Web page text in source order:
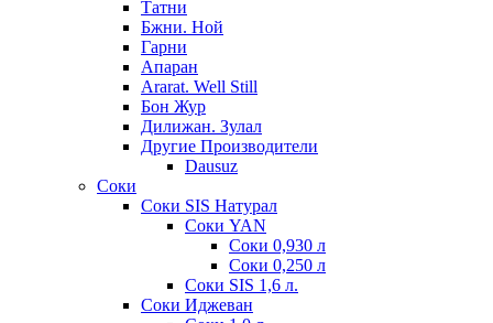
Татни
Бжни. Ной
Гарни
Апаран
Ararat. Well Still
Бон Жур
Дилижан. Зулал
Другие Производители
Dausuz
Соки
Соки SIS Натурал
Соки YAN
Соки 0,930 л
Соки 0,250 л
Соки SIS 1,6 л.
Соки Иджеван